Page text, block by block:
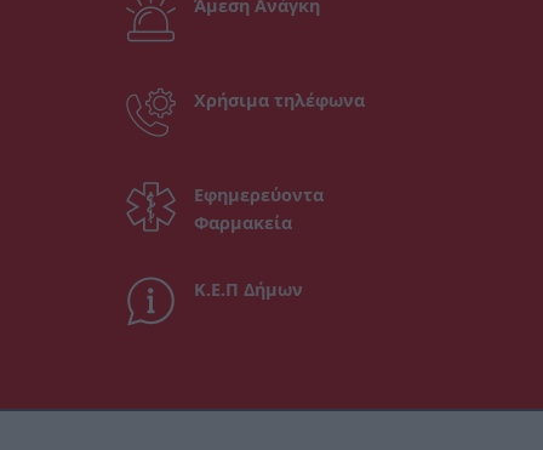
Άμεση Ανάγκη
Χρήσιμα τηλέφωνα
Εφημερεύοντα
Φαρμακεία
Κ.Ε.Π Δήμων